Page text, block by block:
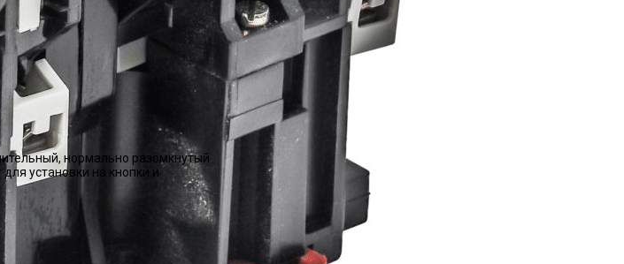
нормально разомкнутый
для установки на кнопки и